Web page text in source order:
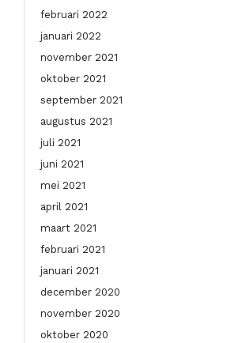
februari 2022
januari 2022
november 2021
oktober 2021
september 2021
augustus 2021
juli 2021
juni 2021
mei 2021
april 2021
maart 2021
februari 2021
januari 2021
december 2020
november 2020
oktober 2020